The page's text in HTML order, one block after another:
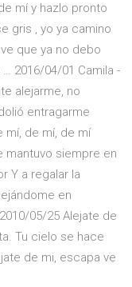
mí y hazlo pronto
gris , yo ya camino
que ya no debo
2016/04/01 Camila -
alejarme, no
entragarme
mí, de mí, de mí
mantuvo siempre en
Y a regalar la
en
05/25 Alejate de
Tu cielo se hace
de mi, escapa ve